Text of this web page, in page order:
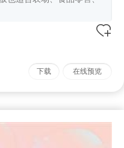
下载 在线预览